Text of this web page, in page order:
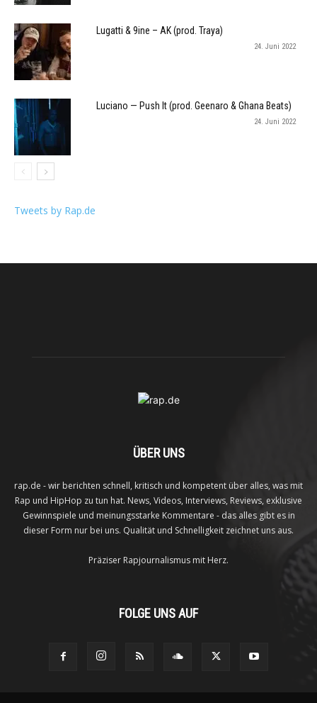
Lugatti & 9ine – AK (prod. Traya)
24. Juni 2022
Luciano — Push It (prod. Geenaro & Ghana Beats)
24. Juni 2022
Tweets by Rap.de
ÜBER UNS
rap.de - wir berichten schnell, kritisch und kompetent über alles, was mit
Rap und HipHop zu tun hat. News, Videos, Interviews, Reviews, exklusive
Gewinnspiele und meinungsstarke Kommentare - das alles gibt es in
dieser Form nur bei uns. Qualität und Schnelligkeit zeichnet uns aus.
Präziser Rapjournalismus mit Herz.
FOLGE UNS AUF